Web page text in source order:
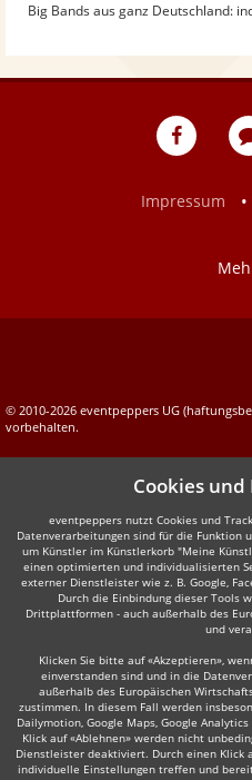
Big Bands aus ganz Deutschland:
Impressum
•
© 2010-2026 eventpeppers UG
vorbehalten.
Cookies
eventpeppers nutzt Cookies und
Datenverarbeitungen sind für die Funktion
um Künstler im Künstlerkorb "Meine
einen optimierten und individualisierten
externer Dienstleister wie z. B. Google,
Durch die Einbindung dieser Tools
Drittplattformen - auch außerhalb des
und
Klicken Sie bitte auf «Akzeptieren»,
einverstanden sind und in die
außerhalb des Europäischen
zustimmen. In diesem Fall werden
Dailymotion, Google Maps, Google
Klick auf «Ablehnen» werden nicht
Dienstleister deaktiviert. Durch einen Klick
individuelle Einstellungen treffen und